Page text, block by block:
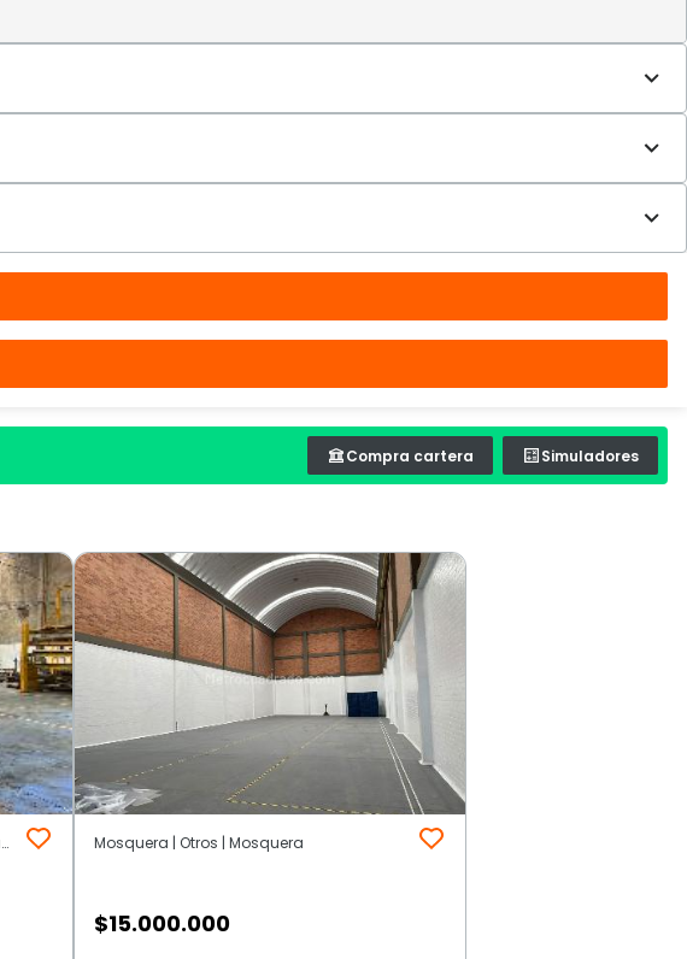
Compra cartera Simuladores
Parque Empresarial de Occidente Mosquera Cundinama | Otros | Mosquera Mosquera | Otros | Mosquera
$15.000.000